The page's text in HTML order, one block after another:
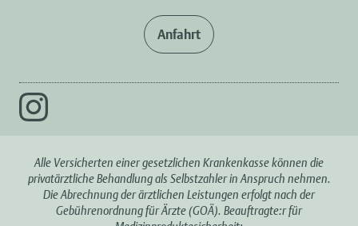
Anfahrt
Alle Versicherten einer gesetzlichen Krankenkasse können die
privatärztliche Behandlung als Selbstzahler in Anspruch nehmen.
Die Abrechnung der ärztlichen Leistungen erfolgt nach der
Gebührenordnung für Ärzte (GOÄ). Beauftragte:r für